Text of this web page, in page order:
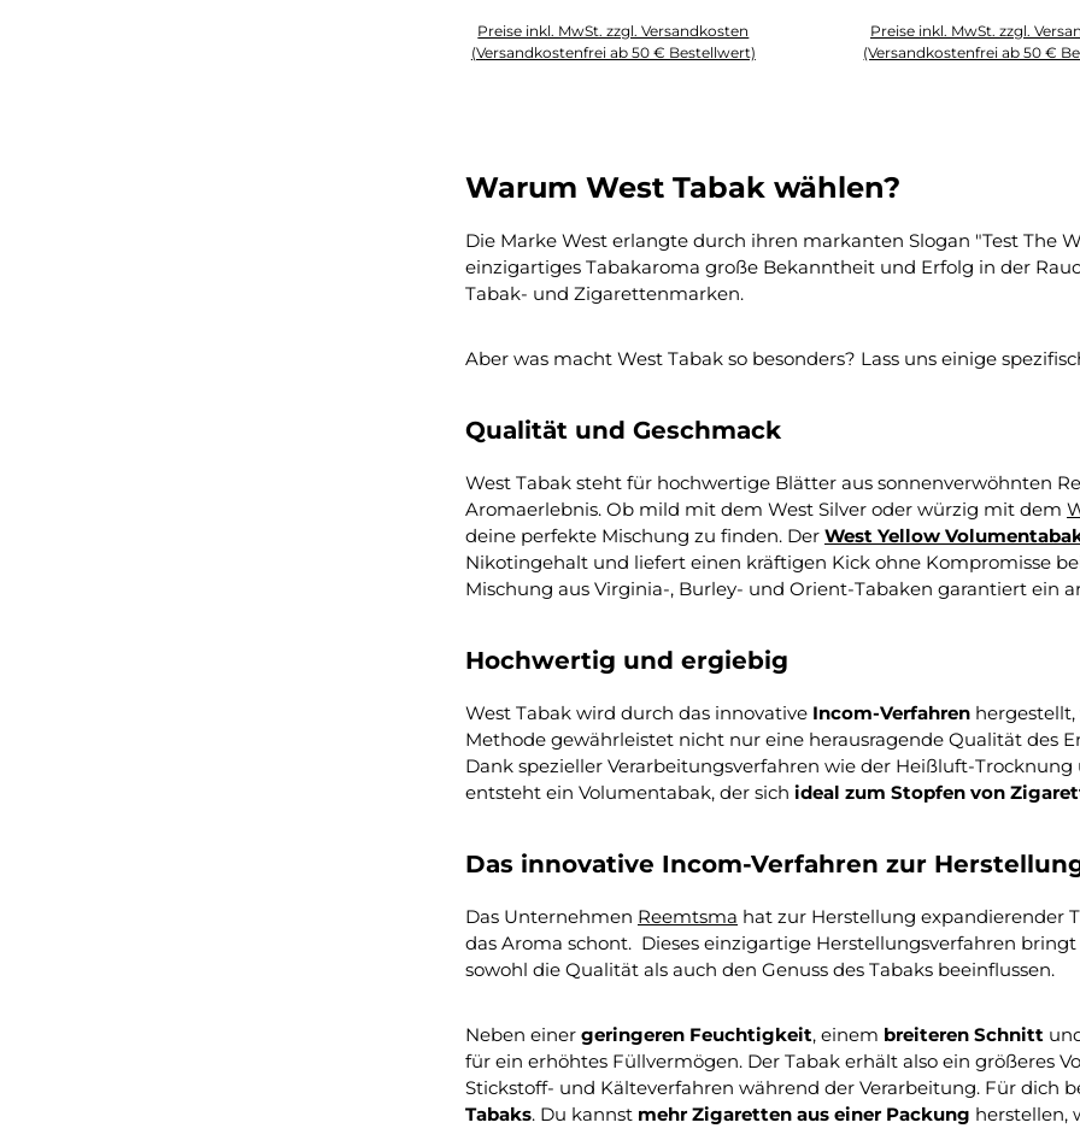
Preise inkl. MwSt. zzgl. Versandkosten
(Versandkostenfrei ab 50 € Bestellwert)
Preise inkl. MwSt. zzgl.
(Versandkostenfrei ab 50 €
Warum West Tabak wählen?
Die Marke West erlangte durch ihren markanten Slogan "Test The
einzigartiges Tabakaroma große Bekanntheit und Erfolg in der
Tabak- und Zigarettenmarken.
Aber was macht West Tabak so besonders? Lass uns einige
Qualität und Geschmack
West Tabak steht für hochwertige Blätter aus sonnenverwöhnten
Aromaerlebnis. Ob mild mit dem West Silver oder würzig mit dem
deine perfekte Mischung zu finden. Der West Yellow
Nikotingehalt und liefert einen kräftigen Kick ohne Kompromisse
Mischung aus Virginia-, Burley- und Orient-Tabaken garantiert ein
Hochwertig und ergiebig
West Tabak wird durch das innovative Incom-Verfahren
Methode gewährleistet nicht nur eine herausragende Qualität des
Dank spezieller Verarbeitungsverfahren wie der Heißluft-
entsteht ein Volumentabak, der sich ideal zum Stopfen von
Das innovative Incom-Verfahren zur
Das Unternehmen Reemtsma hat zur Herstellung expandierender
das Aroma schont. Dieses einzigartige Herstellungsverfahren
sowohl die Qualität als auch den Genuss des Tabaks beeinflussen.
Neben einer geringeren Feuchtigkeit, einem breiteren Schnitt
für ein erhöhtes Füllvermögen. Der Tabak erhält also ein größeres
Stickstoff- und Kälteverfahren während der Verarbeitung. Für dich
Tabaks. Du kannst mehr Zigaretten aus einer Packung herstellen,